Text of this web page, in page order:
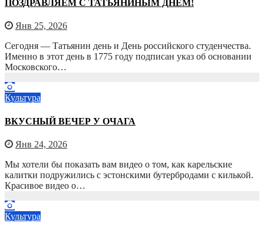
ПОЗДРАВЛЯЕМ С ТАТЬЯНИНЫМ ДНЁМ!
Янв 25, 2026
Сегодня — Татьянин день и День российского студенчества.
Именно в этот день в 1775 году подписан указ об основании
Московского…
Культура
ВКУСНЫЙ ВЕЧЕР У ОЧАГА
Янв 24, 2026
Мы хотели бы показать вам видео о том, как карельские
калитки подружились с эстонскими бутербродами с килькой.
Красивое видео о…
Культура